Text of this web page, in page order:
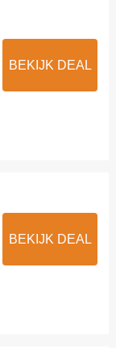
BEKIJK DEAL
BEKIJK DEAL